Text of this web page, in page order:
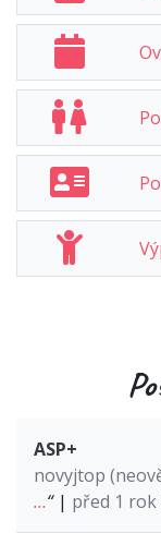
ASP+
novyjtop
…“| před 1 rok